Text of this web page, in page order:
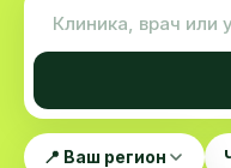
📍 Ваш регион